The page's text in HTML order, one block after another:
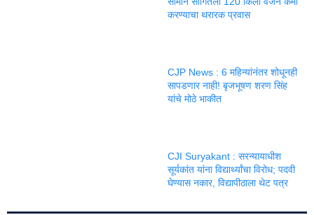
करण्याचा थरारक प्रवास
CJP News : 6 महिन्यांनंतर शोधूनही
सापडणार नाही! बृजभूषण शरण सिंह
यांचे मोठे भाकीत
CJI Suryakant : सरन्यायाधीश
सूर्यकांत यांना विद्यार्थ्यांचा विरोध; पदवी
घेण्यास नकार, विद्यापीठाला थेट पत्र